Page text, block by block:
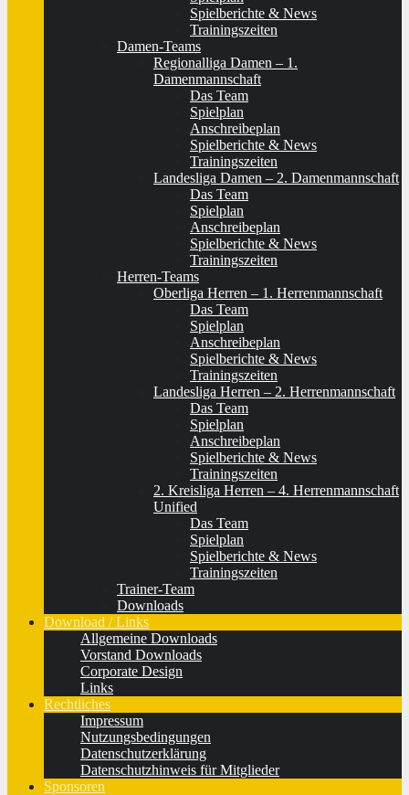
Spielberichte & News
Trainingszeiten
Damen-Teams
Regionalliga Damen – 1.
Damenmannschaft
Das Team
Spielplan
Anschreibeplan
Spielberichte & News
Trainingszeiten
Landesliga Damen – 2. Damenmannschaft
Das Team
Spielplan
Anschreibeplan
Spielberichte & News
Trainingszeiten
Herren-Teams
Oberliga Herren – 1. Herrenmannschaft
Das Team
Spielplan
Anschreibeplan
Spielberichte & News
Trainingszeiten
Landesliga Herren – 2. Herrenmannschaft
Das Team
Spielplan
Anschreibeplan
Spielberichte & News
Trainingszeiten
2. Kreisliga Herren – 4. Herrenmannschaft
Unified
Das Team
Spielplan
Spielberichte & News
Trainingszeiten
Trainer-Team
Downloads
Download / Links
Allgemeine Downloads
Vorstand Downloads
Corporate Design
Links
Rechtliches
Impressum
Nutzungsbedingungen
Datenschutzerklärung
Datenschutzhinweis für Mitglieder
Sponsoren